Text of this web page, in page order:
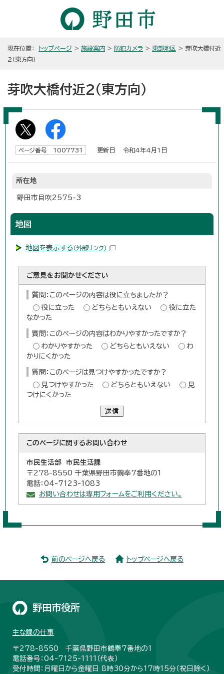
現在位置： トップページ > 施設案内 > 防犯カメラ > 東部地区 > 芽吹大橋付近
2（東方向）
芽吹大橋付近2（東方向）
ページ番号 1007731 更新日 令和4年4月1日
所在地
野田市目吹2575-3
地図
地図を表示する （外部リンク）
ご意見をお聞かせください
質問：このページの内容は役に立ちましたか？
役に立った
どちらともいえない
役に立た
なかった
質問：このページの内容はわかりやすかったですか？
わかりやすかった
どちらともいえない
わ
かりにくかった
質問：このページは見つけやすかったですか？
見つけやすかった
どちらともいえない
見
つけにくかった
送信
このページに関するお問い合わせ
市民生活部 市民生活課
〒278-8550 千葉県野田市鶴奉7番地の1
電話：04-7123-1083
お問い合わせは専用フォームをご利用ください。
前のページへ戻る トップページへ戻る
野田市役所
主な課の仕事
〒278-8550 千葉県野田市鶴奉7番地の1
電話番号：04-7125-1111（代表）
受付時間：月曜日から金曜日 8時30分から17時15分（祝日除く）